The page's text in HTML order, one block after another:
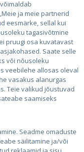
ja meie partnerid
eesmärke, sellal kui
tagasivõtmine
pruugi osa kuvatavast
Saate selle
või nõusoleku
veebilehe allosas oleval
vasakus alanurgas
Teie valikud jõustuvad
saamiseks
Seadme omaduste
säilitamine ja/või